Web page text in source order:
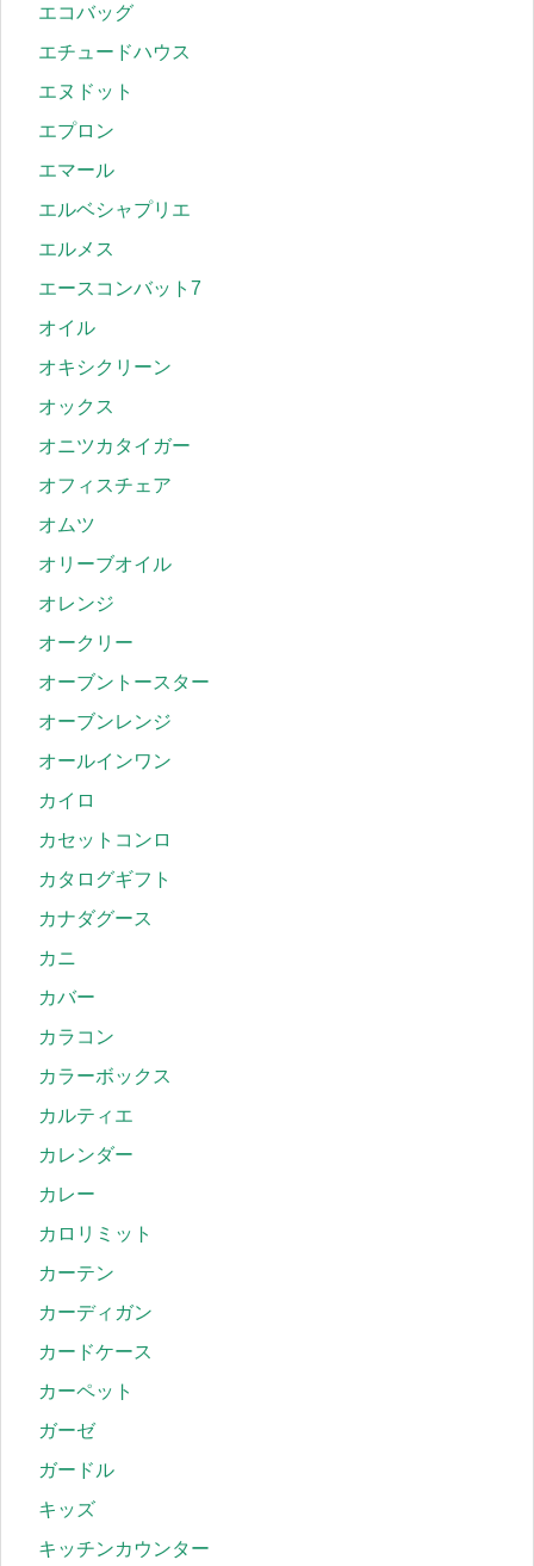
エコバッグ
エチュードハウス
エヌドット
エプロン
エマール
エルベシャプリエ
エルメス
エースコンバット7
オイル
オキシクリーン
オックス
オニツカタイガー
オフィスチェア
オムツ
オリーブオイル
オレンジ
オークリー
オーブントースター
オーブンレンジ
オールインワン
カイロ
カセットコンロ
カタログギフト
カナダグース
カニ
カバー
カラコン
カラーボックス
カルティエ
カレンダー
カレー
カロリミット
カーテン
カーディガン
カードケース
カーペット
ガーゼ
ガードル
キッズ
キッチンカウンター